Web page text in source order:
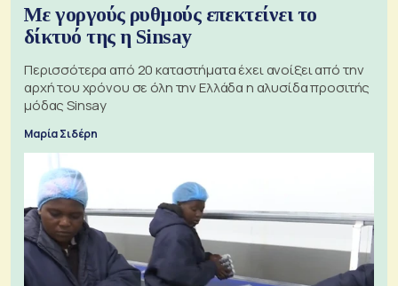
Με γοργούς ρυθμούς επεκτείνει το
δίκτυό της η Sinsay
Περισσότερα από 20 καταστήματα έχει ανοίξει από την
αρχή του χρόνου σε όλη την Ελλάδα η αλυσίδα προσιτής
μόδας Sinsay
Μαρία Σιδέρη